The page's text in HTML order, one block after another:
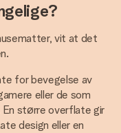
vit at det
for bevegelse av
eller de som
større overflate gir
design eller en